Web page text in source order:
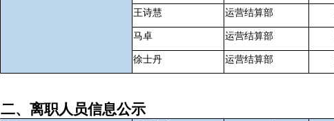
王诗慧 运营结算部
马卓 运营结算部
徐士丹 运营结算部
二、离职人员信息公示